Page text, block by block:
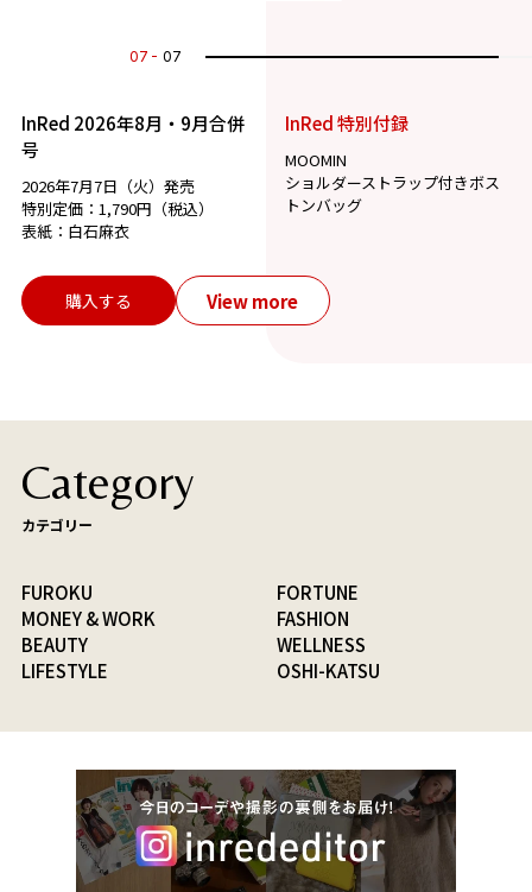
07 07
InRed 2026年8月・9月合併
号
2026年7月7日（火）発売
特別定価：1,790円（税込）
表紙：白石麻衣
InRed 特別付録
MOOMIN
ショルダーストラップ付きボス
トンバッグ
購入する View more
Category
カテゴリー
FUROKU
FORTUNE
MONEY & WORK
FASHION
BEAUTY
WELLNESS
LIFESTYLE
OSHI-KATSU